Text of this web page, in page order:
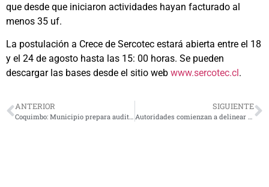
que desde que iniciaron actividades hayan facturado al
menos 35 uf.
La postulación a Crece de Sercotec estará abierta entre el 18
y el 24 de agosto hasta las 15: 00 horas. Se pueden
descargar las bases desde el sitio web www.sercotec.cl.
ANTERIOR
Coquimbo: Municipio prepara auditoría forense para determinar real estado financiero y administrativo de la Casa Consistorial
SIGUIENTE
Autoridades comienzan a delinear estrategias para las celebraciones de Fiestas Patrias